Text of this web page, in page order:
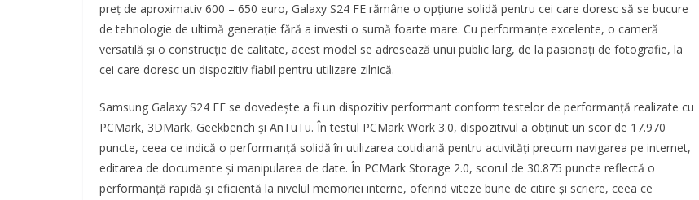
preț de aproximativ 600 – 650 euro, Galaxy S24 FE rămâne o opțiune solidă pentru cei care doresc să se bucure
de tehnologie de ultimă generație fără a investi o sumă foarte mare. Cu performanțe excelente, o cameră
versatilă și o construcție de calitate, acest model se adresează unui public larg, de la pasionați de fotografie, la
cei care doresc un dispozitiv fiabil pentru utilizare zilnică.
Samsung Galaxy S24 FE se dovedește a fi un dispozitiv performant conform testelor de performanță realizate cu
PCMark, 3DMark, Geekbench și AnTuTu. În testul PCMark Work 3.0, dispozitivul a obținut un scor de 17.970
puncte, ceea ce indică o performanță solidă în utilizarea cotidiană pentru activități precum navigarea pe internet,
editarea de documente și manipularea de date. În PCMark Storage 2.0, scorul de 30.875 puncte reflectă o
performanță rapidă și eficientă la nivelul memoriei interne, oferind viteze bune de citire și scriere, ceea ce